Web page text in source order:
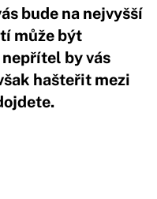
bude na nejvyšší
může být
by vás
hašteřit mezi